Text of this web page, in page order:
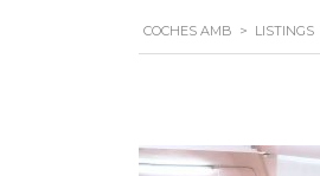
COCHES AMB > LISTINGS